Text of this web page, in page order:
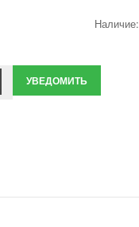
Наличие:
УВЕДОМИТЬ